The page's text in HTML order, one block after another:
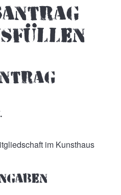
im Kunsthaus